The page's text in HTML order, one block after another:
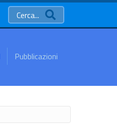
Cerca...
Pubblicazioni